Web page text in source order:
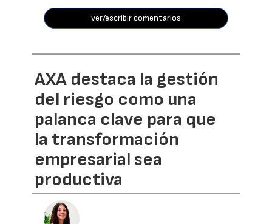
ver/escribir comentarios
AXA destaca la gestión
del riesgo como una
palanca clave para que
la transformación
empresarial sea
productiva